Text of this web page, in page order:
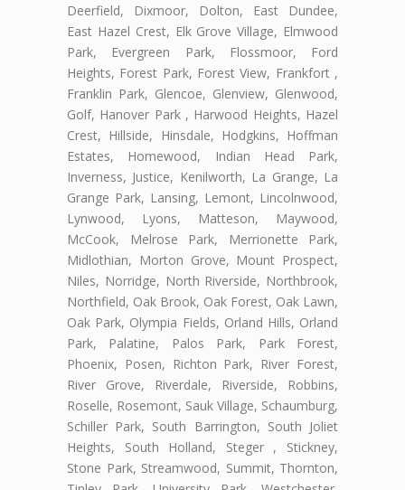
Deerfield, Dixmoor, Dolton, East Dundee,
East Hazel Crest, Elk Grove Village, Elmwood
Park, Evergreen Park, Flossmoor, Ford
Heights, Forest Park, Forest View, Frankfort ,
Franklin Park, Glencoe, Glenview, Glenwood,
Golf, Hanover Park , Harwood Heights, Hazel
Crest, Hillside, Hinsdale, Hodgkins, Hoffman
Estates, Homewood, Indian Head Park,
Inverness, Justice, Kenilworth, La Grange, La
Grange Park, Lansing, Lemont, Lincolnwood,
Lynwood, Lyons, Matteson, Maywood,
McCook, Melrose Park, Merrionette Park,
Midlothian, Morton Grove, Mount Prospect,
Niles, Norridge, North Riverside, Northbrook,
Northfield, Oak Brook, Oak Forest, Oak Lawn,
Oak Park, Olympia Fields, Orland Hills, Orland
Park, Palatine, Palos Park, Park Forest,
Phoenix, Posen, Richton Park, River Forest,
River Grove, Riverdale, Riverside, Robbins,
Roselle, Rosemont, Sauk Village, Schaumburg,
Schiller Park, South Barrington, South Joliet
Heights, South Holland, Steger , Stickney,
Stone Park, Streamwood, Summit, Thornton,